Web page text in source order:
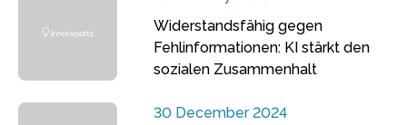
Widerstandsfähig gegen
Fehlinformationen: KI stärkt den
sozialen Zusammenhalt
30 December 2024